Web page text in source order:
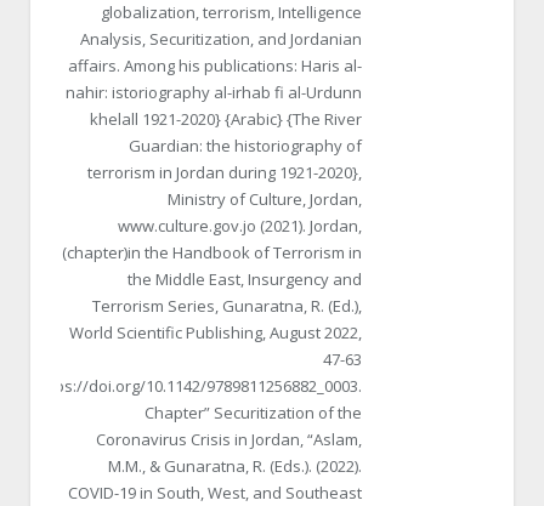
globalization, terrorism, Intelligence
Analysis, Securitization, and Jordanian
affairs. Among his publications: Haris al-
nahir: istoriography al-irhab fi al-Urdunn
khelall 1921-2020} {Arabic} {The River
Guardian: the historiography of
terrorism in Jordan during 1921-2020},
Ministry of Culture, Jordan,
www.culture.gov.jo (2021). Jordan,
(chapter)in the Handbook of Terrorism in
the Middle East, Insurgency and
Terrorism Series, Gunaratna, R. (Ed.),
World Scientific Publishing, August 2022,
47-63
https://doi.org/10.1142/9789811256882_0003.
Chapter” Securitization of the
Coronavirus Crisis in Jordan, “Aslam,
M.M., & Gunaratna, R. (Eds.). (2022).
COVID-19 in South, West, and Southeast